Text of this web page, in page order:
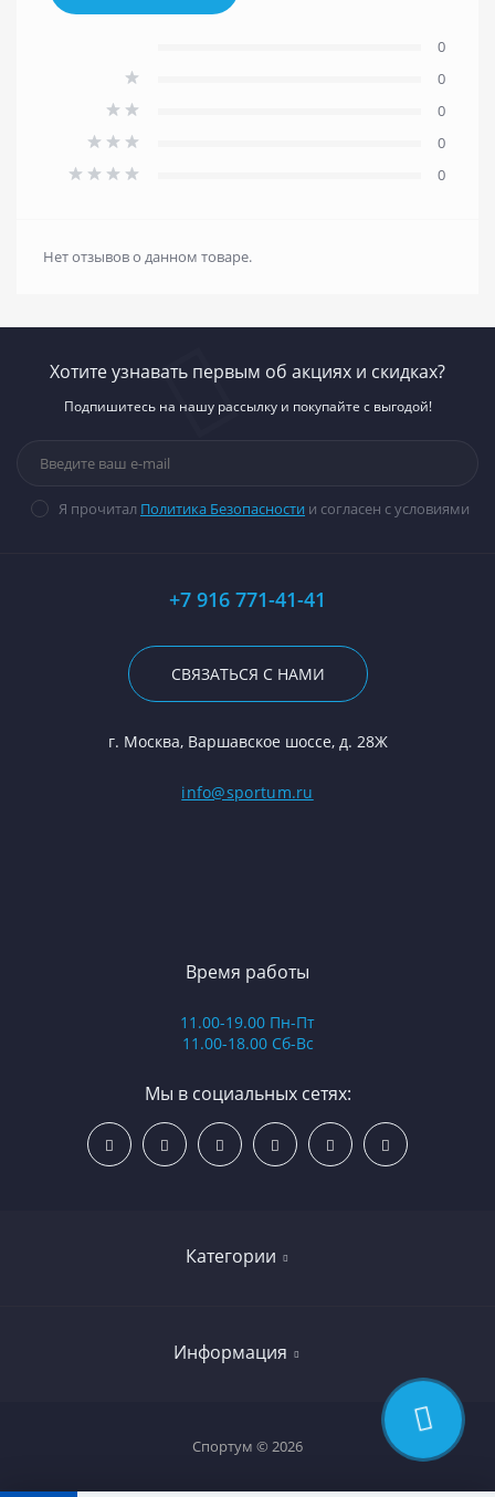
0
0
0
0
0
Нет отзывов о данном товаре.
Хотите узнавать первым об акциях и скидках?
Подпишитесь на нашу рассылку и покупайте с выгодой!
Я прочитал Политика Безопасности и согласен с условиями
+7 916 771-41-41
СВЯЗАТЬСЯ С НАМИ
г. Москва, Варшавское шоссе, д. 28Ж
info@sportum.ru
Категории
Бокс и единоборства
Скейтборды
Информация
Время работы
11.00-19.00 Пн-Пт
11.00-18.00 Сб-Вс
Мы в социальных сетях:
Спортум © 2026